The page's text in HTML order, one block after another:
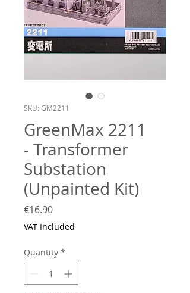
SKU: GM2211
GreenMax 2211
- Transformer
Substation
(Unpainted Kit)
€16.90Price
VAT Included
Quantity *